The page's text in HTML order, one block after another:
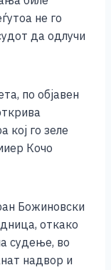
не го
да одлучи
по објавен
кој го зеле
Кочо
Божиновски
откако
судење, во
надвор и